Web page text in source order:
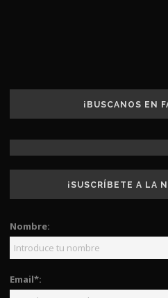
¡BUSCANOS EN
¡SUSCRÍBETE A LA
Nombre:
Email*: